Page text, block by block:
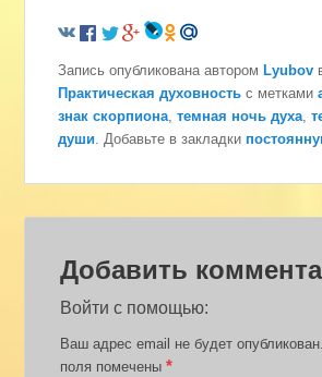
Запись опубликована автором Lyubov
Практическая духовность с метками
знак скорпиона,темная ночь духа,
души. Добавьте в закладки
Добавить
Войти с помощью:
Ваш адрес email не будет опубликован.
поля помечены*